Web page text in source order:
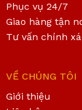
Phục vụ 24/7
Giao hàng tận
Tư vấn chính
VỀ CHÚNG TÔI
Giới thiệu